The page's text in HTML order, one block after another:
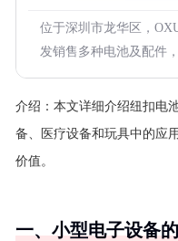
位于深圳市龙华区，
发销售多种电池及配件
介绍： 本文详细介绍纽扣电
备、医疗设备和玩具中的应
价值。
一、小型电子设备